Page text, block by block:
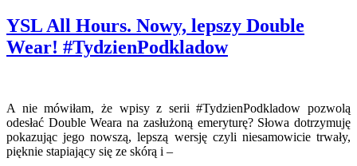
YSL All Hours. Nowy, lepszy Double
Wear! #TydzienPodkladow
A nie mówiłam, że wpisy z serii #TydzienPodkladow pozwolą
odesłać Double Weara na zasłużoną emeryturę? Słowa dotrzymuję
pokazując jego nowszą, lepszą wersję czyli niesamowicie trwały,
pięknie stapiający się ze skórą i –